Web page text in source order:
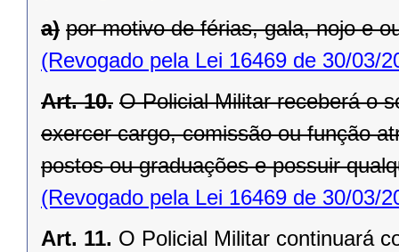
a) por motivo de férias, gala, nojo e
(Revogado pela Lei 16469 de 30/03/
Art. 10. O Policial Militar receberá o
exercer cargo, comissão ou função
postos ou graduações e possuir
(Revogado pela Lei 16469 de 30/03/
Art. 11. O Policial Militar continuará